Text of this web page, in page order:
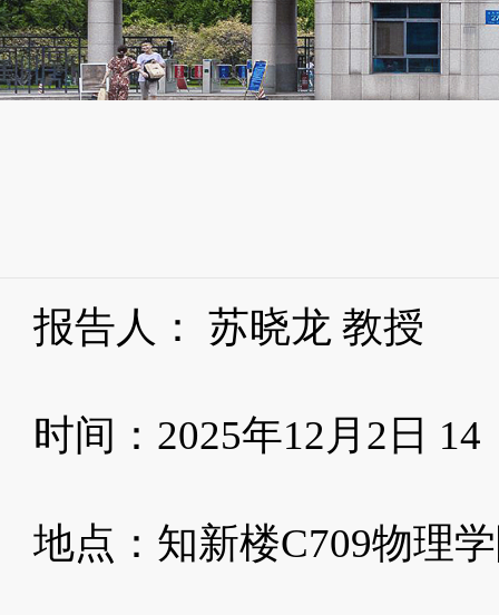
报告人： 苏晓龙 教授
时间： 2025年12月 2 日 14
地点：知新楼C709物理